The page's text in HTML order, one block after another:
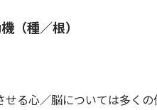
（種／根）
せる心／脳については多く